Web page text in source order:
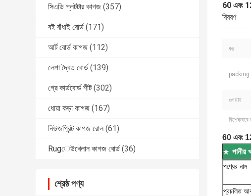
সিএডি প্লটটার কাগজ (357)
বই বাঁধাই বোর্ড (171)
আর্ট বোর্ড কাগজ (112)
লেপা দ্বৈত বোর্ড (139)
গ্রে কার্ডবোর্ড শীট (302)
ধোয়া কড়া কাগজ (167)
নিউজপ্রিন্ট কাগজ রোল (61)
Rugেউখেলান কাগজ বোর্ড (36)
শ্রেষ্ঠ পণ্য
60 এবং
বিবরণ
রঙ:
packing:
গুণমান:
বিশেষভাবে
60 এবং
★ পানীয়
পণ্যের নাম
প্রচলিত